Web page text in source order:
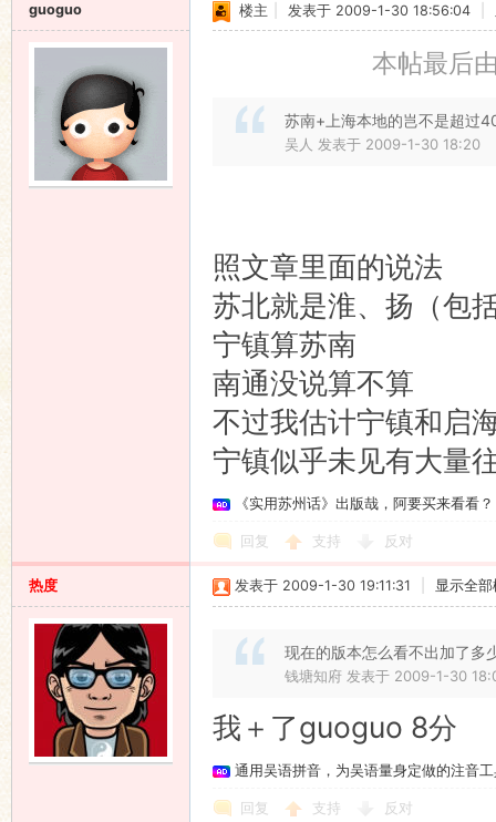
guoguo 楼主 发表于 2009-1-30 18:56:04
本帖最后
苏南+上海本地的岂不是超过
吴人 发表于 2009-1-30 18:20
照文章里面的说法
苏北就是淮、扬（包
宁镇算苏南
南通没说算不算
不过我估计宁镇和启
宁镇似乎未见有大量
《实用苏州话》出版哉，阿要买来看看？
回复 支持 反对
热度 发表于 2009-1-30 19:11:31 显示全部
现在的版本怎么看不出加了多
钱塘知府 发表于 2009-1-30
我＋了guoguo 8分
通用吴语拼音，为吴语量身定做的注音
回复 支持 反对